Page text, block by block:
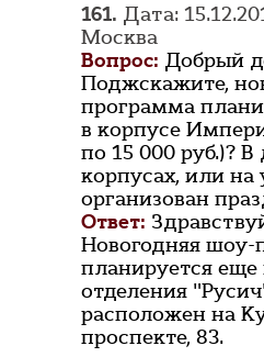
161. Дата:
Москва
Вопрос: Добрый
Поджскажите,
программа
в корпусе
по 15 000 руб.)? В
корпусах, или на
организован
Ответ:
Новогодняя шоу-
планируется еще
отделения
расположен на
проспекте, 83.